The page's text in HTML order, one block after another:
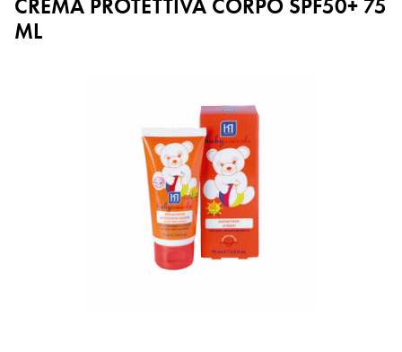
CREMA PROTETTIVA CORPO SPF50+ 75
ML